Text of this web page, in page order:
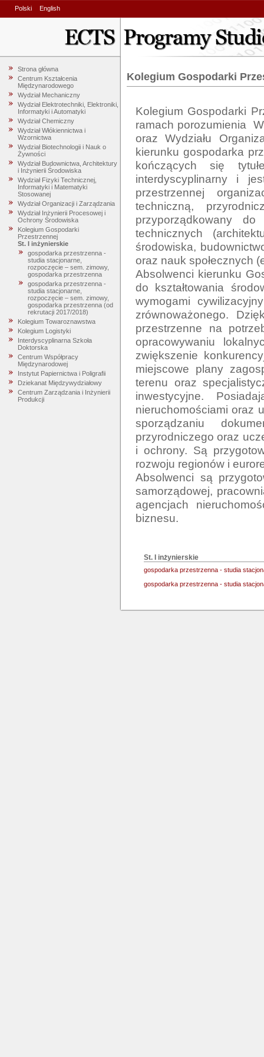
Polski English
Strona główna
Centrum Kształcenia
Międzynarodowego
Wydział Mechaniczny
Wydział Elektrotechniki, Elektroniki,
Informatyki i Automatyki
Wydział Chemiczny
Wydział Włókiennictwa i
Wzornictwa
Wydział Biotechnologii i Nauk o
Żywności
Wydział Budownictwa, Architektury
i Inżynierii Środowiska
Wydział Fizyki Technicznej,
Informatyki i Matematyki
Stosowanej
Wydział Organizacji i Zarządzania
Wydział Inżynierii Procesowej i
Ochrony Środowiska
Kolegium Gospodarki
Przestrzennej
St. I inżynierskie
gospodarka przestrzenna -
studia stacjonarne,
rozpoczęcie – sem. zimowy,
gospodarka przestrzenna
gospodarka przestrzenna -
studia stacjonarne,
rozpoczęcie – sem. zimowy,
gospodarka przestrzenna (od
rekrutacji 2017/2018)
Kolegium Towaroznawstwa
Kolegium Logistyki
Interdyscyplinarna Szkoła
Doktorska
Centrum Współpracy
Międzynarodowej
Instytut Papiernictwa i Poligrafii
Dziekanat Międzywydziałowy
Centrum Zarządzania i Inżynierii
Produkcji
Kolegium Gospodarki
Kolegium Gospodarki
ramach porozumienia
oraz Wydziału
kierunku gospodarka
kończących się
interdyscyplinarny i
przestrzennej
techniczną,
przyporządkowany
technicznych
środowiska,
oraz nauk społecznych
Absolwenci kierunku
do kształtowania
wymogami
zrównoważonego.
przestrzenne na
opracowywaniu
zwiększenie
miejscowe plany
terenu oraz
inwestycyjne.
nieruchomościami oraz
sporządzaniu
przyrodniczego oraz
i ochrony. Są
rozwoju regionów i
Absolwenci są
samorządowej,
agencjach
biznesu.
St. I inżynierskie
gospodarka przestrzenna - studia
gospodarka przestrzenna - studia